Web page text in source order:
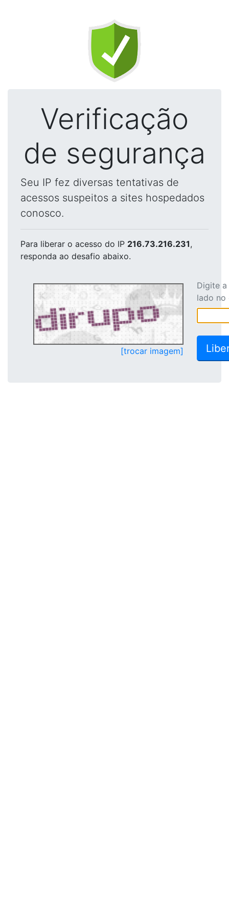
Verificação
de segurança
Seu IP fez diversas tentativas de
acessos suspeitos a sites hospedados
conosco.
Para liberar o acesso do IP 216.73.216.231,
responda ao desafio abaixo.
[trocar imagem]
Digite
lado no